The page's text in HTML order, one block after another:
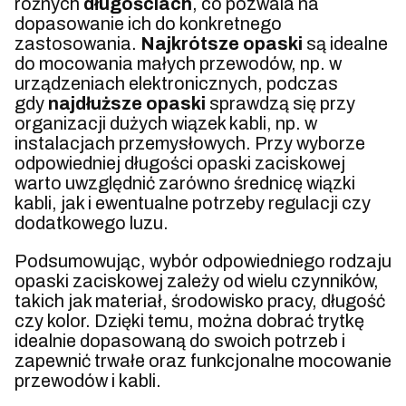
dopasowanie ich do konkretnego
zastosowania. Najkrótsze opaski są idealne
do mocowania małych przewodów, np. w
urządzeniach elektronicznych, podczas
gdy najdłuższe opaski sprawdzą się przy
organizacji dużych wiązek kabli, np. w
instalacjach przemysłowych. Przy wyborze
odpowiedniej długości opaski zaciskowej
warto uwzględnić zarówno średnicę wiązki
kabli, jak i ewentualne potrzeby regulacji czy
dodatkowego luzu.
Podsumowując, wybór odpowiedniego rodzaju
opaski zaciskowej zależy od wielu czynników,
takich jak materiał, środowisko pracy, długość
czy kolor. Dzięki temu, można dobrać trytkę
idealnie dopasowaną do swoich potrzeb i
zapewnić trwałe oraz funkcjonalne mocowanie
przewodów i kabli.